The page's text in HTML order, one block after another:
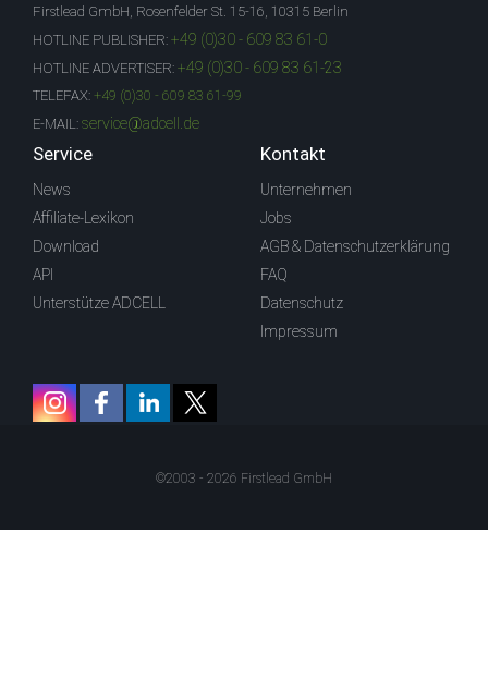
Firstlead GmbH, Rosenfelder St. 15-16, 10315 Berlin
HOTLINE PUBLISHER: +49 (0)30 - 609 83 61-0
HOTLINE ADVERTISER: +49 (0)30 - 609 83 61-23
TELEFAX: +49 (0)30 - 609 83 61-99
E-MAIL: service@adcell.de
Service
News
Affiliate-Lexikon
Download
API
Unterstütze ADCELL
Kontakt
Unternehmen
Jobs
AGB & Datenschutzerklärung
FAQ
Datenschutz
Impressum
©2003 - 2026 Firstlead GmbH